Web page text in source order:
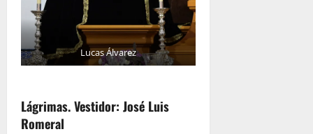
Lucas Álvarez
Lágrimas. Vestidor: José Luis
Romeral